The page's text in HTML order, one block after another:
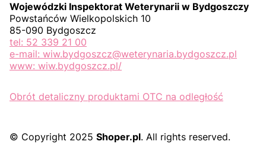
Wojewódzki Inspektorat Weterynarii w Bydgoszczy
Powstańców Wielkopolskich 10
85-090 Bydgoszcz
tel: 52 339 21 00
e-mail: wiw.bydgoszcz@weterynaria.bydgoszcz.pl
www: wiw.bydgoszcz.pl/
Obrót detaliczny produktami OTC na odległość
© Copyright 2025 Shoper.pl. All rights reserved.